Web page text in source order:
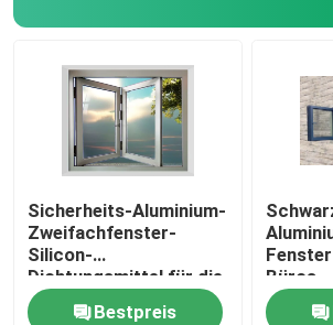
Schraubtüren aus Aluminium
Sicherheits-Aluminium-
Zweifachfenster-
Silicon-
Dichtungsmittel für die
Wohnkultur
Bestpreis
Büros